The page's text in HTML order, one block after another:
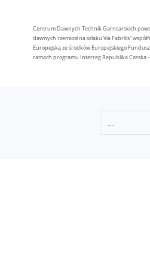
Centrum Dawnych Technik Garncarskich
dawnych rzemiosł na szlaku Via Fabrilis”
Europejską ze środków Europejskiego
ramach programu Interreg Republika Czeska